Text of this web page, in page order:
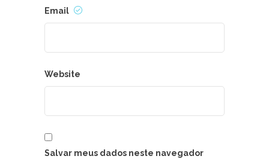
Email
Website
Salvar meus dados neste navegador